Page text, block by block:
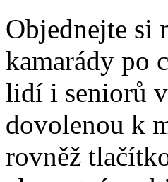
Objednejte si
kamarády po
lidí i seniorů
dovolenou k
rovněž